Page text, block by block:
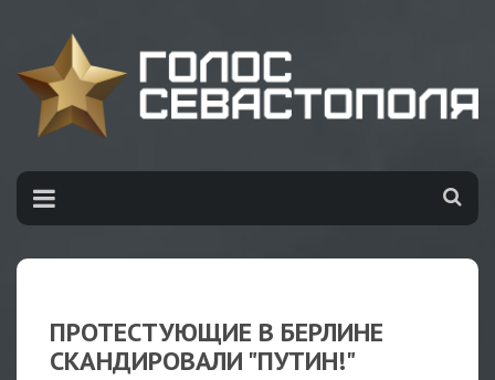
ПРОТЕСТУЮЩИЕ В БЕРЛИНЕ
СКАНДИРОВАЛИ "ПУТИН!"